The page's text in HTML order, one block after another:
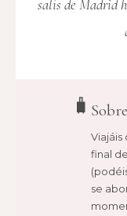
salís de Madrid
🧳
Viajáis
final
se